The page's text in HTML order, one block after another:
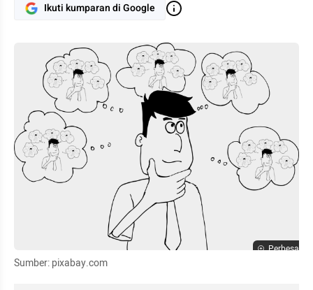
Ikuti kumparan di Google
Perbesar
Sumber: pixabay.com